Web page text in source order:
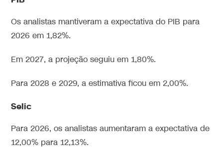
Os analistas mantiveram a expectativa do PIB para
2026 em 1,82%.
Em 2027, a projeção seguiu em 1,80%.
Para 2028 e 2029, a estimativa ficou em 2,00%.
Selic
Para 2026, os analistas aumentaram a expectativa de
12,00% para 12,13%.